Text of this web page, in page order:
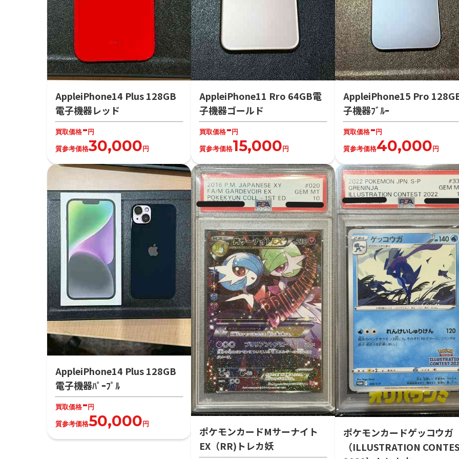
AppleiPhone14 Plus 128GB
電子機器レッド
買取価格-円
質参考価格30,000円
AppleiPhone11 Rro 64GB電
子機器ゴールド
買取価格-円
質参考価格15,000円
AppleiPhone15 Pro
子機器ﾌﾞﾙｰ
買取価格-円
質参考価格40,000円
AppleiPhone14 Plus 128GB
電子機器ﾊﾟｰﾌﾟﾙ
買取価格-円
質参考価格50,000円
ポケモンカードMサーナイト
EX（RR)トレカ妖
ポケモンカードゲッコウガ
（ILLUSTRATION